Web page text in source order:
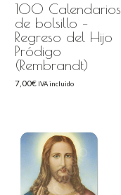
100 Calendarios
de bolsillo –
Regreso del Hijo
Pródigo
(Rembrandt)
7,00€ IVA incluido